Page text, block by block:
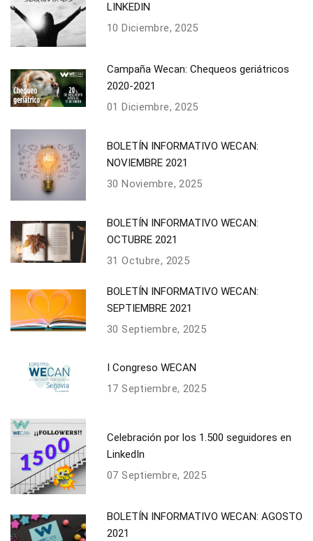
LINKEDIN
10 Diciembre, 2025
Campaña Wecan: Chequeos geriátricos
2020-2021
01 Diciembre, 2025
BOLETÍN INFORMATIVO WECAN:
NOVIEMBRE 2021
30 Noviembre, 2025
BOLETÍN INFORMATIVO WECAN:
OCTUBRE 2021
31 Octubre, 2025
BOLETÍN INFORMATIVO WECAN:
SEPTIEMBRE 2021
30 Septiembre, 2025
I Congreso WECAN
17 Septiembre, 2025
Celebración por los 1.500 seguidores en
LinkedIn
07 Septiembre, 2025
BOLETÍN INFORMATIVO WECAN: AGOSTO
2021